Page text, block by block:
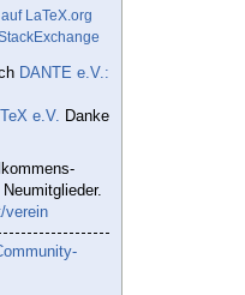
LaTeX.org
DANTE e.V.:
e.V. Danke
verein